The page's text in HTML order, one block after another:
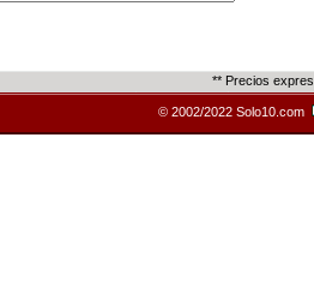
** Precios
© 2002/2022 Solo10.com